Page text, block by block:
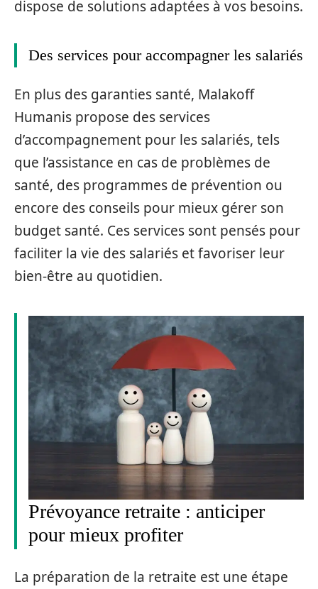
dispose de solutions adaptées à vos besoins.
Des services pour accompagner les salariés
En plus des garanties santé, Malakoff
Humanis propose des services
d’accompagnement pour les salariés, tels
que l’assistance en cas de problèmes de
santé, des programmes de prévention ou
encore des conseils pour mieux gérer son
budget santé. Ces services sont pensés pour
faciliter la vie des salariés et favoriser leur
bien-être au quotidien.
Prévoyance retraite : anticiper
pour mieux profiter
La préparation de la retraite est une étape